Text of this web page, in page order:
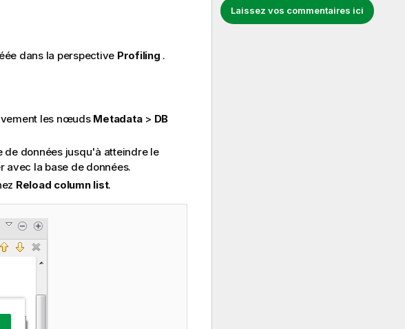
Laissez vos commentaires ici
dans la perspective Profiling .
les nœuds Metadata> DB
de données jusqu'à atteindre le
avec la base de données.
Reload column list.